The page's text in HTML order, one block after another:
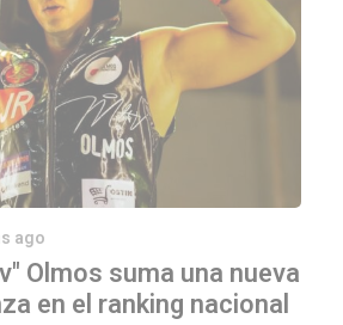
ago
Olmos suma una nueva
en el ranking nacional